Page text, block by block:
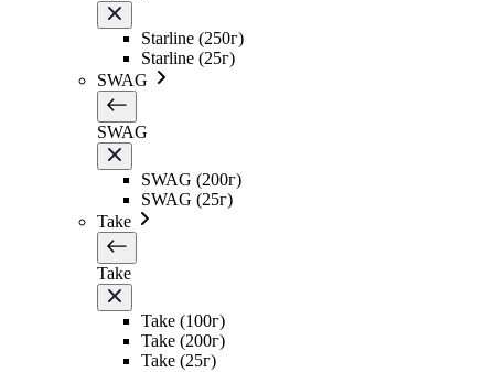
Starline (250г)
Starline (25г)
SWAG
SWAG
SWAG (200г)
SWAG (25г)
Take
Take
Take (100г)
Take (200г)
Take (25г)